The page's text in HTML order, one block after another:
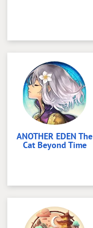
ANOTHER EDEN The
Cat Beyond Time